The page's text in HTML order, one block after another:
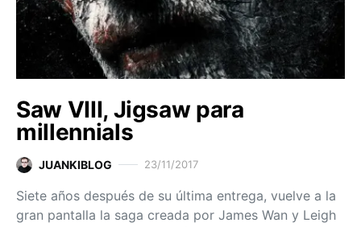
Saw VIII, Jigsaw para
millennials
JUANKIBLOG 23/11/2017
Siete años después de su última entrega, vuelve a la
gran pantalla la saga creada por James Wan y Leigh